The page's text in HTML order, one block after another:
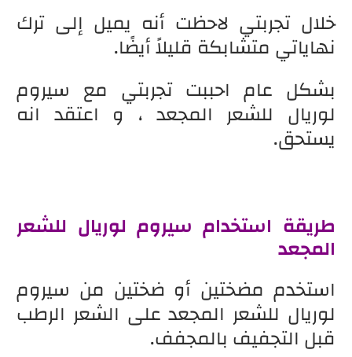
خلال تجربتي لاحظت أنه يميل إلى ترك
نهاياتي متشابكة قليلاً أيضًا.
بشكل عام احببت تجربتي مع سيروم
لوريال للشعر المجعد ، و اعتقد انه
يستحق.
طريقة استخدام سيروم لوريال للشعر
المجعد
استخدم مضختين أو ضختين من سيروم
لوريال للشعر المجعد على الشعر الرطب
قبل التجفيف بالمجفف.